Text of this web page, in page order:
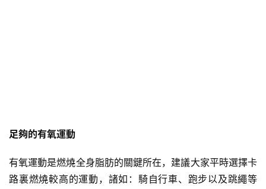
足夠的有氧運動
有氧運動是燃燒全身脂肪的關鍵所在，建議大家平時選擇卡
路裏燃燒較高的運動，諸如：騎自行車、跑步以及跳繩等